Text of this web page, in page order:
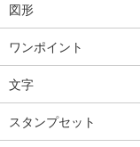
図形
ワンポイント
文字
スタンプセット